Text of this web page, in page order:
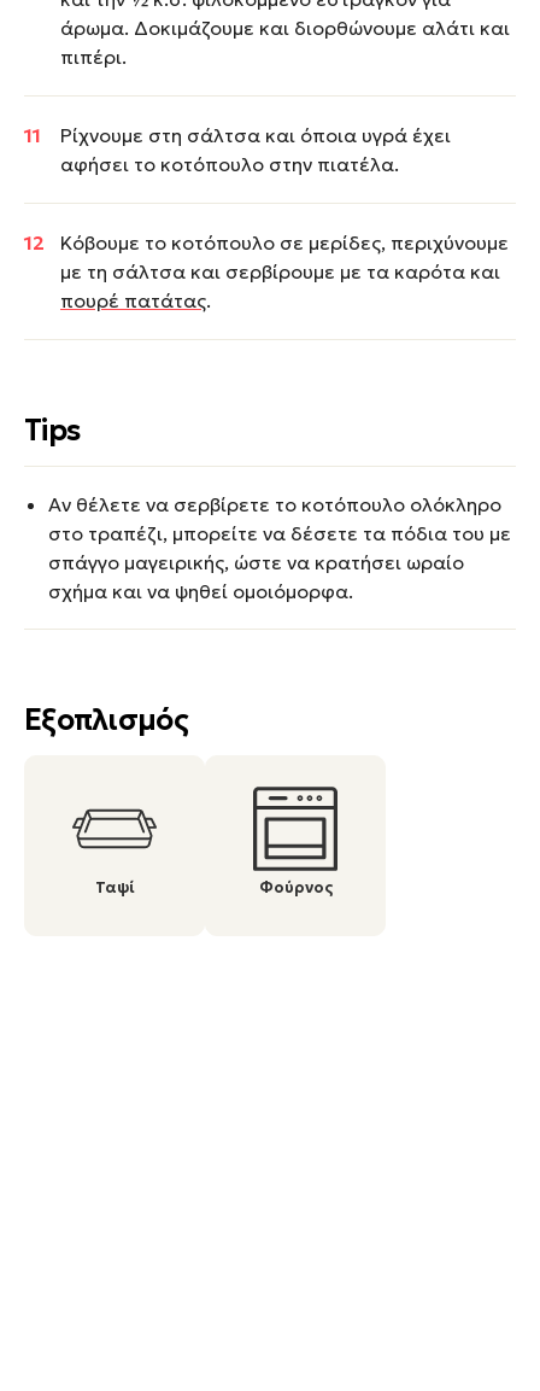
Εξοπλισμός
Ταψί Φούρνος
άρωμα. Δοκιμάζουμε και διορθώνουμε αλάτι και
πιπέρι.
Ρίχνουμε στη σάλτσα και όποια υγρά έχει
αφήσει το κοτόπουλο στην πιατέλα.
Κόβουμε το κοτόπουλο σε μερίδες, περιχύνουμε
με τη σάλτσα και σερβίρουμε με τα καρότα και
πουρέ πατάτας.
Tips
Αν θέλετε να σερβίρετε το κοτόπουλο ολόκληρο
στο τραπέζι, μπορείτε να δέσετε τα πόδια του με
σπάγγο μαγειρικής, ώστε να κρατήσει ωραίο
σχήμα και να ψηθεί ομοιόμορφα.